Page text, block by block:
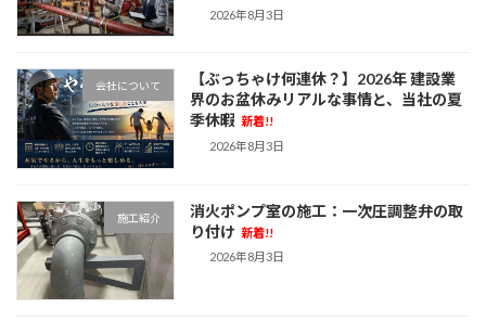
2026年8月3日
会社について
【ぶっちゃけ何連休？】2026年 建設業
界のお盆休みリアルな事情と、当社の夏
季休暇 新着!!
2026年8月3日
施工紹介
消火ポンプ室の施工：一次圧調整弁の取
り付け 新着!!
2026年8月3日